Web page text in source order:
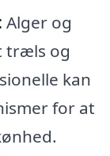
Alger og
træls og
kan
for at